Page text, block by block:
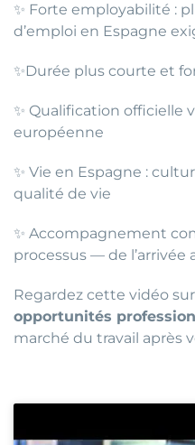
✨ Forte employabilité :
d’emploi en Espagne
✨Durée plus courte et
✨ Qualification officielle
européenne
✨ Vie en Espagne :
qualité de vie
✨ Accompagnement
processus — de l’arrivée
Regardez cette vidéo
opportunités
marché du travail après